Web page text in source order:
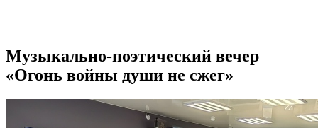
Музыкально-поэтический вечер
«Огонь войны души не сжег»